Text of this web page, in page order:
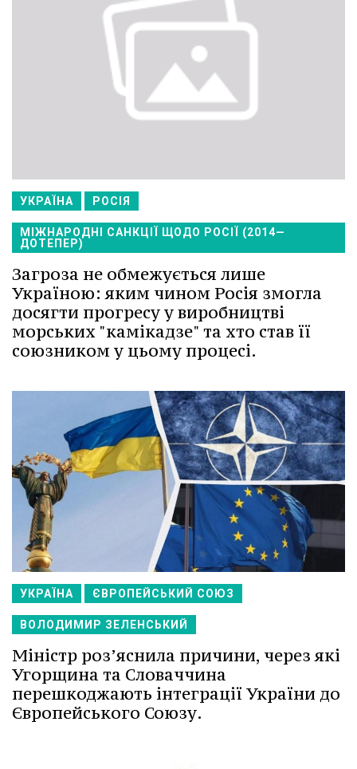
УКРАЇНА РОСІЯ
МІЖНАРОДНІ САНКЦІЇ ЩОДО РОСІЇ (2014—
ДОТЕПЕР)
Загроза не обмежується лише
Україною: яким чином Росія змогла
досягти прогресу у виробництві
морських "камікадзе" та хто став її
союзником у цьому процесі.
УКРАЇНА ЄВРОПЕЙСЬКИЙ СОЮЗ
ВОЛОДИМИР ЗЕЛЕНСЬКИЙ
Міністр роз’яснила причини, через які
Угорщина та Словаччина
перешкоджають інтеграції України до
Європейського Союзу.